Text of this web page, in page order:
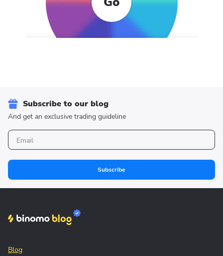
Subscribe to our blog
And get an exclusive trading guideline
Subscribe
Blog